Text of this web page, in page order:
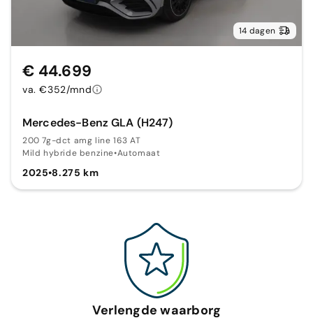
14 dagen
Mercedes-Benz GLA (H247)
200 7g-dct amg line 163 AT
Mild hybride benzine•Automaat
2025•8.275 km
€ 44.699
va. €352/mnd
Verlengde waarborg